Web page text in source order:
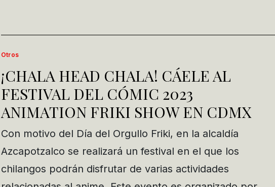
Otros
¡CHALA HEAD CHALA! CÁELE AL
FESTIVAL DEL CÓMIC 2023
ANIMATION FRIKI SHOW EN CDMX
Con motivo del Día del Orgullo Friki, en la alcaldía
Azcapotzalco se realizará un festival en el que los
chilangos podrán disfrutar de varias actividades